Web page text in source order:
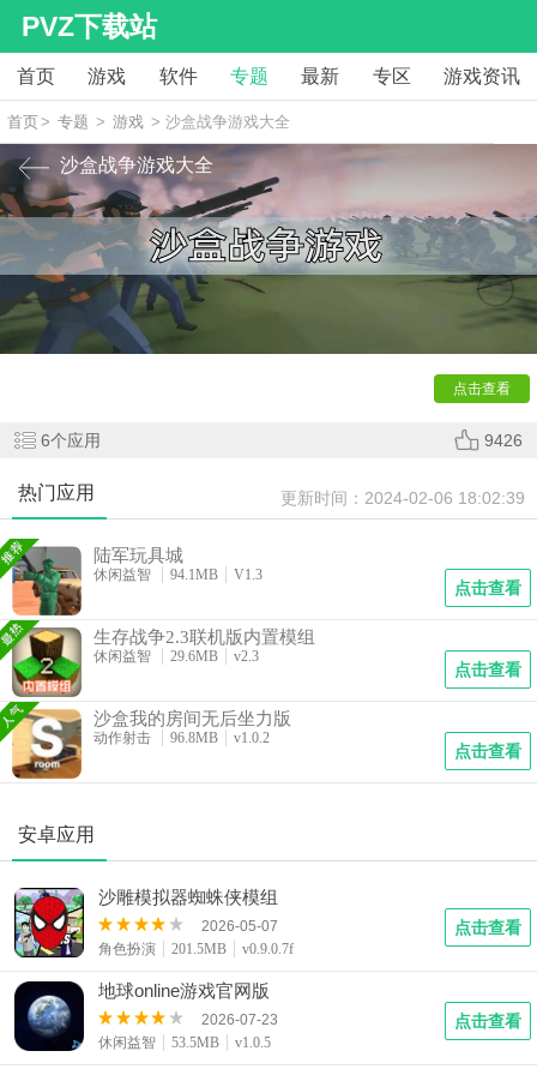
PVZ下载站
首页 游戏 软件 专题 最新 专区 游戏资讯
首页> 专题 > 游戏 > 沙盒战争游戏大全
沙盒战争游戏大全
点击查看
今天小编为玩家们带来了一些沙盒战争游戏
，玩家可以在
游戏中建造自己的城堡、训练军队，并与其他玩家展开激烈战
斗。游戏中拥有自由度高的沙盒模式，让玩家尽情发挥想象
力，打造独一无二的战场。在这个充满策略与挑战的世界中，
谁将成为沙盒之王呢？赶快加入战斗吧！
6个应用 9426
热门应用 更新时间： 2024-02-06 18:02:39
陆军玩具城
休闲益智 94.1MB V1.3
点击查看
生存战争2.3联机版内置模组
休闲益智 29.6MB v2.3
点击查看
沙盒我的房间无后坐力版
动作射击 96.8MB v1.0.2
点击查看
安卓应用
沙雕模拟器蜘蛛侠模组
2026-05-07
角色扮演
201.5MB v0.9.0.7f
点击查看
地球online游戏官网版
2026-07-23
休闲益智
53.5MB v1.0.5
点击查看